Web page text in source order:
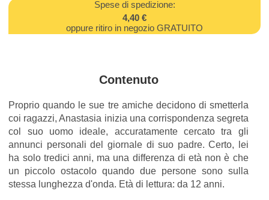
Spese di spedizione:
4,40 €
oppure ritiro in negozio GRATUITO
Contenuto
Proprio quando le sue tre amiche decidono di smetterla
coi ragazzi, Anastasia inizia una corrispondenza segreta
col suo uomo ideale, accuratamente cercato tra gli
annunci personali del giornale di suo padre. Certo, lei
ha solo tredici anni, ma una differenza di età non è che
un piccolo ostacolo quando due persone sono sulla
stessa lunghezza d'onda. Età di lettura: da 12 anni.